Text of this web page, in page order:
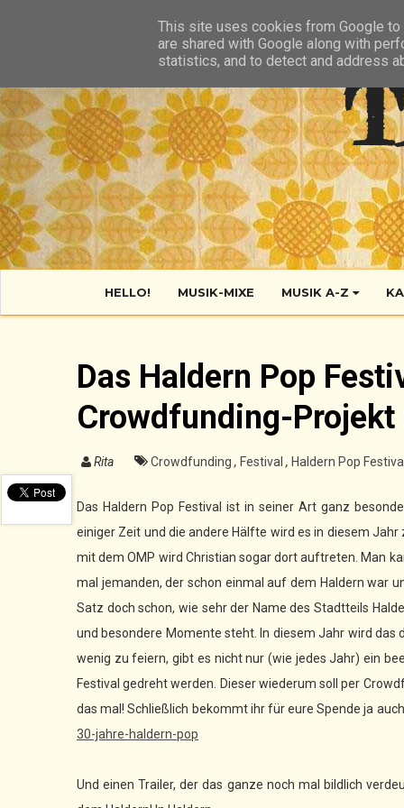
HELLO! MUSIK-MIXE MUSIK A-Z
Das Haldern Pop
Crowdfunding-
Rita Crowdfunding , Festival , Haldern Pop Festival
Das Haldern Pop Festival ist in seiner Art ganz
einiger Zeit und die andere Hälfte wird es in diesem
mit dem OMP wird Christian sogar dort auftreten. Man
mal jemanden, der schon einmal auf dem Haldern war
Satz doch schon, wie sehr der Name des Stadtteils
und besondere Momente steht. In diesem Jahr wird das
wenig zu feiern, gibt es nicht nur (wie jedes Jahr) ein
Festival gedreht werden. Dieser wiederum soll per
das mal! Schließlich bekommt ihr für eure Spende ja
30-jahre-haldern-pop
Und einen Trailer, der das ganze noch mal bildlich
This site uses cookies from Google
are shared with Google along with
statistics, and to detect and address